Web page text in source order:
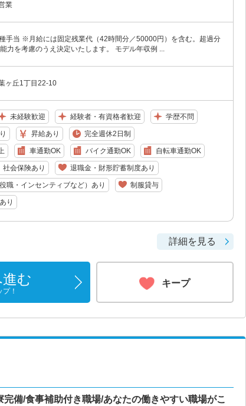
業
手当 ※月給には固定残業代（42時間分／50000円）を含む。超過分
力を考慮のうえ決定いたします。 モデル年収例 ...
ヶ丘1丁目22-10
未経験歓迎 経験者・有資格者歓迎 学歴不問
昇給あり 完全週休2日制
車通勤OK バイク通勤OK 自転車通勤OK
社会保険あり 退職金・財形貯蓄制度あり
職・インセンティブなど）あり 制服貸与
り
詳細を見る
む
！
キープ
備/食事補助付き職場/あなたの働きやすい職場がこ